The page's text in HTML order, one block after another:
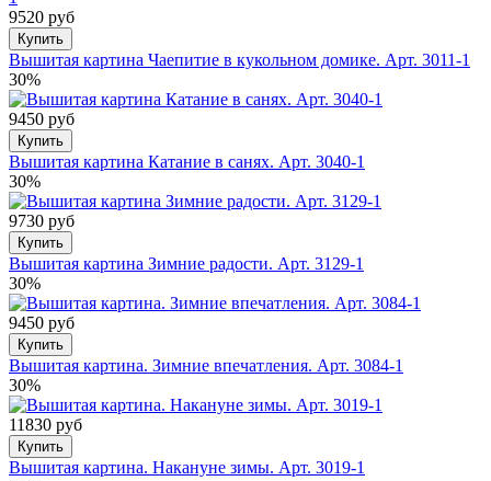
9520 руб
Купить
Вышитая картина Чаепитие в кукольном домике. Арт. 3011-1
30%
9450 руб
Купить
Вышитая картина Катание в санях. Арт. 3040-1
30%
9730 руб
Купить
Вышитая картина Зимние радости. Арт. 3129-1
30%
9450 руб
Купить
Вышитая картина. Зимние впечатления. Арт. 3084-1
30%
11830 руб
Купить
Вышитая картина. Накануне зимы. Арт. 3019-1